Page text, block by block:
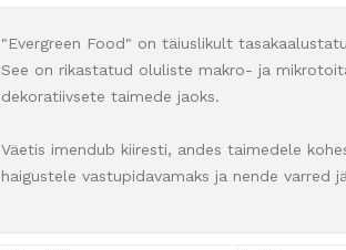
"Evergreen Food" on täiuslikult
See on rikastatud oluliste makro- ja
dekoratiivsete taimede jaoks.
Väetis imendub kiiresti, andes taimedele
haigustele vastupidavamaks ja nende varred